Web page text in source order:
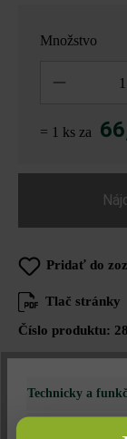
Množstvo
= 1 ks za
Pridať do
Tlač stránky
Číslo produktu:
Technicky a